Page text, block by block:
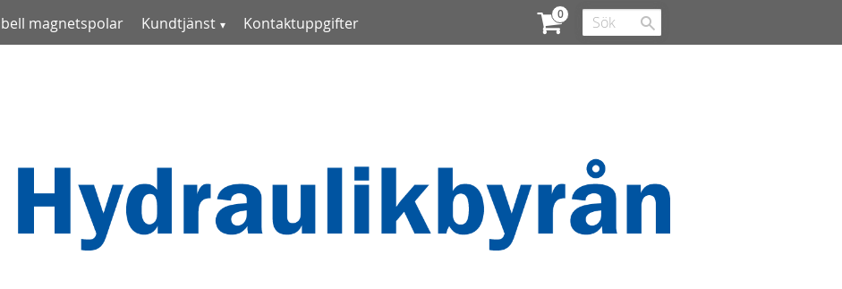
magnetspolar Kundtjänst Kontaktuppgifter